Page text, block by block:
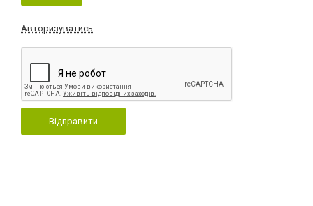
Авторизуватись
Відправити